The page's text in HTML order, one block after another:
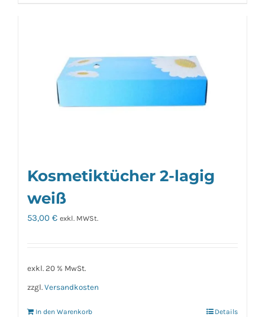
Kosmetiktücher 2-lagig
weiß
53,00 € exkl. MWSt.
exkl. 20 % MwSt.
zzgl. Versandkosten
In den Warenkorb Details